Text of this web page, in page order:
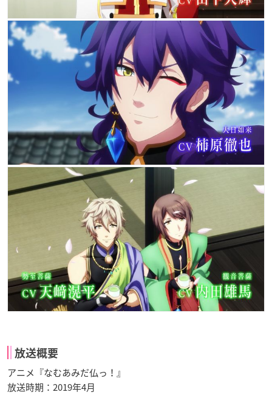
放送概要
アニメ『なむあみだ仏っ！』
放送時期：2019年4月